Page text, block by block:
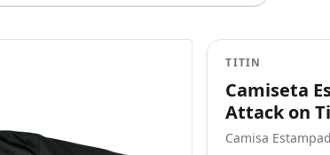
TITIN
Camiseta
Attack on
Camisa